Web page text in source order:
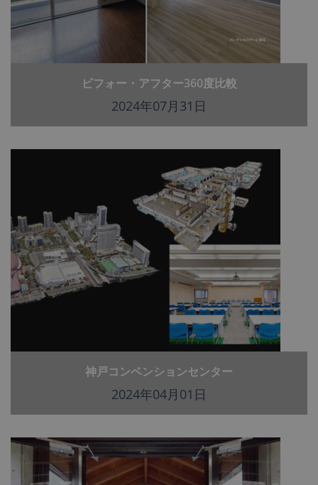
ビフォー・アフター360度比較
2024年07月31日
神戸コンベンションセンター
2024年04月01日